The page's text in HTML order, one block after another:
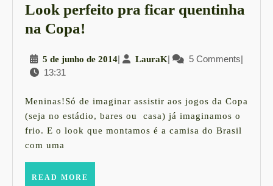
Look perfeito pra ficar quentinha
na Copa!
pra
quentinha
na
Copa!
5 de junho de 20145
de
| LauraKLauraK
| 5 Comments|
13:31
Meninas!Só de imaginar assistir aos jogos da Copa
(seja no estádio, bares ou casa) já imaginamos o
frio. E o look que montamos é a camisa do Brasil
com uma
READ MORE